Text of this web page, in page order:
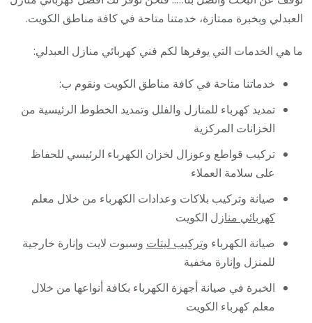
العبدلي وبخبرة ممتازة، خدمتنا متاحة في كافة مناطق الكويت.
ما هي الخدمات التي يوفرها لكم فني كهربائي منازل العبدلي:
خدماتنا متاحة في كافة مناطق الكويت ونقوم ب:
تمديد كهرباء للمنازل والفلل وتمديد الخطوط الرئيسية من
الخزانات المركزية
تركيب قواطع وعوزال لخزان الكهرباء الرئيسي للحفاظ
على سلامة العملاء
صيانة وتركيب بلاكات وعدادات الكهرباء من خلال معلم
كهربائي منازل الكويت
صيانة الكهرباء وتركيب ليتات وسبوت لايت وإنارة خارجية
للمنزل وإنارة مخفية
الخبرة في صيانة أجهزة الكهرباء بكافة أنواعها من خلال
معلم كهرباء الكويت